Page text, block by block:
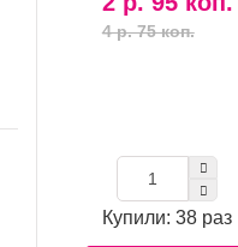
4 р. 75 коп.
Купили: 38 раз